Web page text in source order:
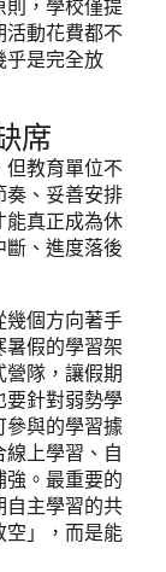
則，學校僅提
活動花費都不
乎是完全放
席
但教育單位不
奏、妥善安排
能真正成為休
斷、進度落後
幾個方向著手
暑假的學習架
隊，讓假期
要針對弱勢學
參與的學習據
上學習、自
強。最重要的
自主學習的共
空」，而是能